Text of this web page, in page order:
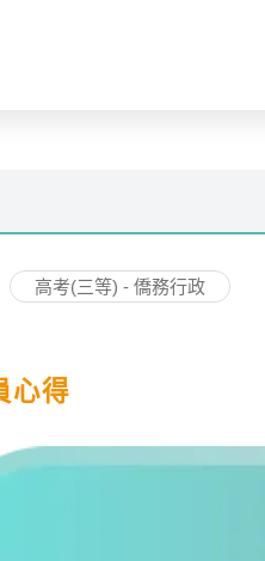
高考(三等) - 僑務行政
心得